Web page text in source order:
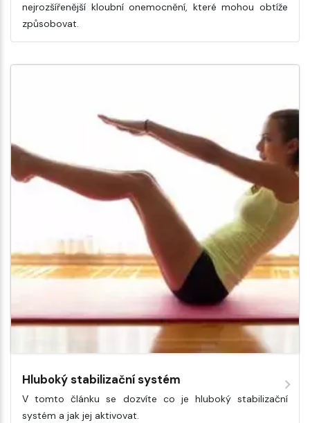
nejrozšířenější kloubní onemocnění, které mohou obtíže
způsobovat.
Hluboký stabilizační systém
V tomto článku se dozvíte co je hluboký stabilizační
systém a jak jej aktivovat.